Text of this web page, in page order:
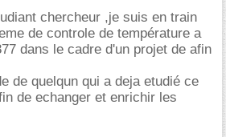
chercheur ,je suis en train
de controle de température a
dans le cadre d'un projet de afin
de quelqun qui a deja etudié ce
de echanger et enrichir les